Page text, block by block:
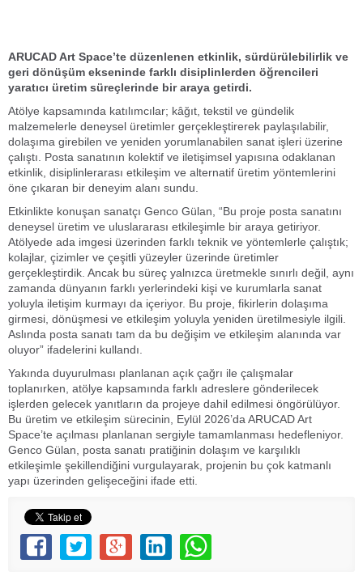
ARUCAD Art Space’te düzenlenen etkinlik, sürdürülebilirlik ve
geri dönüşüm ekseninde farklı disiplinlerden öğrencileri
yaratıcı üretim süreçlerinde bir araya getirdi.
Atölye kapsamında katılımcılar; kâğıt, tekstil ve gündelik
malzemelerle deneysel üretimler gerçekleştirerek paylaşılabilir,
dolaşıma girebilen ve yeniden yorumlanabilen sanat işleri üzerine
çalıştı. Posta sanatının kolektif ve iletişimsel yapısına odaklanan
etkinlik, disiplinlerarası etkileşim ve alternatif üretim yöntemlerini
öne çıkaran bir deneyim alanı sundu.
Etkinlikte konuşan sanatçı Genco Gülan, “Bu proje posta sanatını
deneysel üretim ve uluslararası etkileşimle bir araya getiriyor.
Atölyede ada imgesi üzerinden farklı teknik ve yöntemlerle çalıştık;
kolajlar, çizimler ve çeşitli yüzeyler üzerinde üretimler
gerçekleştirdik. Ancak bu süreç yalnızca üretmekle sınırlı değil, aynı
zamanda dünyanın farklı yerlerindeki kişi ve kurumlarla sanat
yoluyla iletişim kurmayı da içeriyor. Bu proje, fikirlerin dolaşıma
girmesi, dönüşmesi ve etkileşim yoluyla yeniden üretilmesiyle ilgili.
Aslında posta sanatı tam da bu değişim ve etkileşim alanında var
oluyor” ifadelerini kullandı.
Yakında duyurulması planlanan açık çağrı ile çalışmalar
toplanırken, atölye kapsamında farklı adreslere gönderilecek
işlerden gelecek yanıtların da projeye dahil edilmesi öngörülüyor.
Bu üretim ve etkileşim sürecinin, Eylül 2026’da ARUCAD Art
Space’te açılması planlanan sergiyle tamamlanması hedefleniyor.
Genco Gülan, posta sanatı pratiğinin dolaşım ve karşılıklı
etkileşimle şekillendiğini vurgulayarak, projenin bu çok katmanlı
yapı üzerinden gelişeceğini ifade etti.